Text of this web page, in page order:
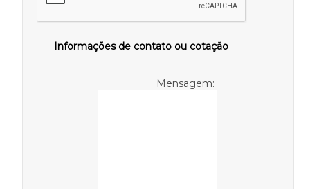
Informações de contato ou cotação
Mensagem: